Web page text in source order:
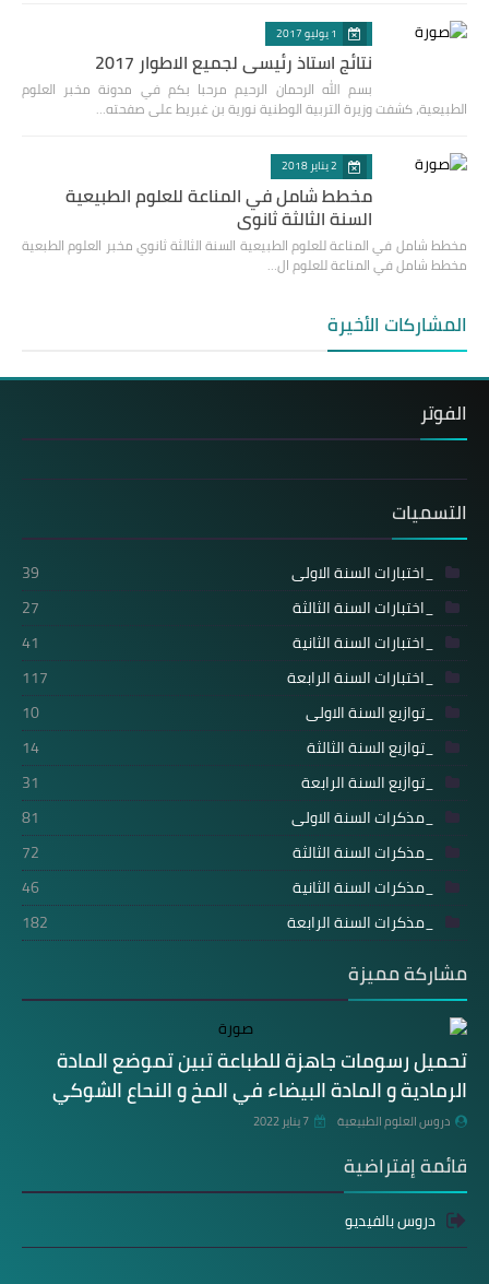
1 يوليو 2017
نتائج استاذ رئيسي لجميع الاطوار 2017
بسم الله الرحمان الرحيم مرحبا بكم في مدونة مخبر العلوم
الطبيعية، كشفت وزيرة التربية الوطنية نورية بن غبريط على صفحته…
2 يناير 2018
مخطط شامل في المناعة للعلوم الطبيعية
السنة الثالثة ثانوي
مخطط شامل في المناعة للعلوم الطبيعية السنة الثالثة ثانوي مخبر العلوم الطبعية
مخطط شامل في المناعة للعلوم ال…
المشاركات الأخيرة
الفوتر
التسميات
_اختبارات السنة الاولى
39
_اختبارات السنة الثالثة
27
_اختبارات السنة الثانية
41
_اختبارات السنة الرابعة
117
_توازيع السنة الاولى
10
_توازيع السنة الثالثة
14
_توازيع السنة الرابعة
31
_مذكرات السنة الاولى
81
_مذكرات السنة الثالثة
72
_مذكرات السنة الثانية
46
_مذكرات السنة الرابعة
182
مشاركة مميزة
تحميل رسومات جاهزة للطباعة تبين تموضع المادة
الرمادية و المادة البيضاء في المخ و النحاع الشوكي
دروس العلوم الطبيعية 7 يناير 2022
قائمة إفتراضية
دروس بالفيديو